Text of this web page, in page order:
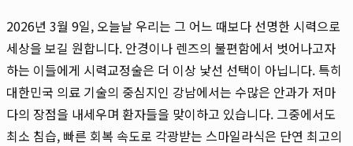
2026년 3월 9일, 오늘날 우리는 그 어느 때보다 선명한 시력으로
세상을 보길 원합니다. 안경이나 렌즈의 불편함에서 벗어나고자
하는 이들에게 시력교정술은 더 이상 낯선 선택이 아닙니다. 특히
대한민국 의료 기술의 중심지인 강남에서는 수많은 안과가 저마
다의 장점을 내세우며 환자들을 맞이하고 있습니다. 그중에서도
최소 침습, 빠른 회복 속도로 각광받는 스마일라식은 단연 최고의